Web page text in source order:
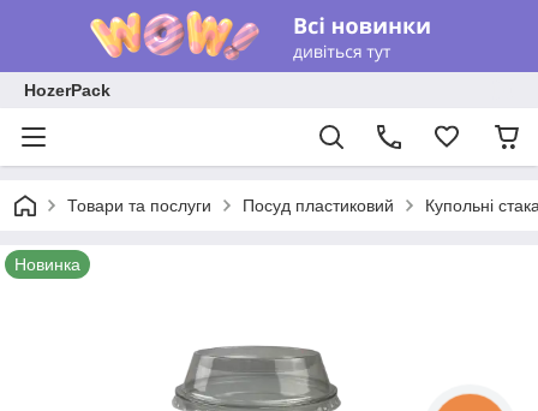
HozerPack
Товари та послуги Посуд пластиковий Купольні
Новинка